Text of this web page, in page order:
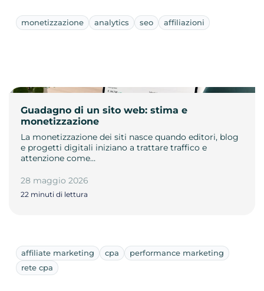
monetizzazione analytics seo affiliazioni
Guadagno di un sito web: stima e
monetizzazione
La monetizzazione dei siti nasce quando editori, blog
e progetti digitali iniziano a trattare traffico e
attenzione come…
28 maggio 2026
22 minuti di lettura
affiliate marketing cpa
performance marketing
rete cpa